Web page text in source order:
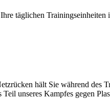
täglichen Trainingseinheiten
hält Sie während
unseres Kampfes gegen